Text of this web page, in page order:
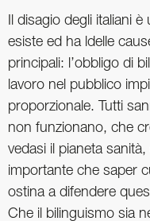
Il disagio degli italiani
esiste ed ha ldelle
principali: l’obbligo di
lavoro nel pubblico
proporzionale. Tutti
non funzionano, che
vedasi il pianeta
importante che saper
ostina a difendere
Che il bilinguismo sia